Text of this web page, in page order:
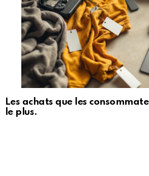
Les achats que les
le plus.